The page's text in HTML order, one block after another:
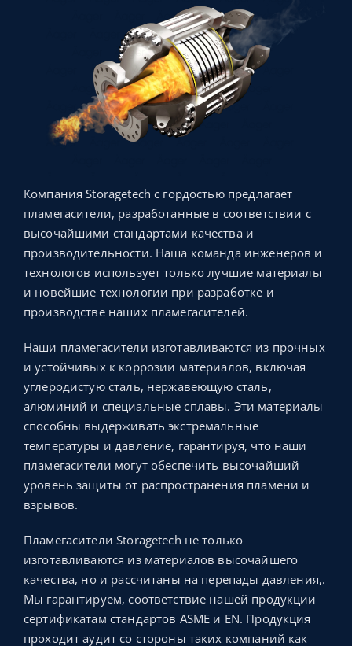
Компания Storagetech с гордостью предлагает
пламегасители, разработанные в соответствии с
высочайшими стандартами качества и
производительности. Наша команда инженеров и
технологов использует только лучшие материалы
и новейшие технологии при разработке и
производстве наших пламегасителей.
Наши пламегасители изготавливаются из прочных
и устойчивых к коррозии материалов, включая
углеродистую сталь, нержавеющую сталь,
алюминий и специальные сплавы. Эти материалы
способны выдерживать экстремальные
температуры и давление, гарантируя, что наши
пламегасители могут обеспечить высочайший
уровень защиты от распространения пламени и
взрывов.
Пламегасители Storagetech не только
изготавливаются из материалов высочайшего
качества, но и рассчитаны на перепады давления,.
Мы гарантируем, соответствие нашей продукции
сертификатам стандартов ASME и EN. Продукция
проходит аудит со стороны таких компаний как